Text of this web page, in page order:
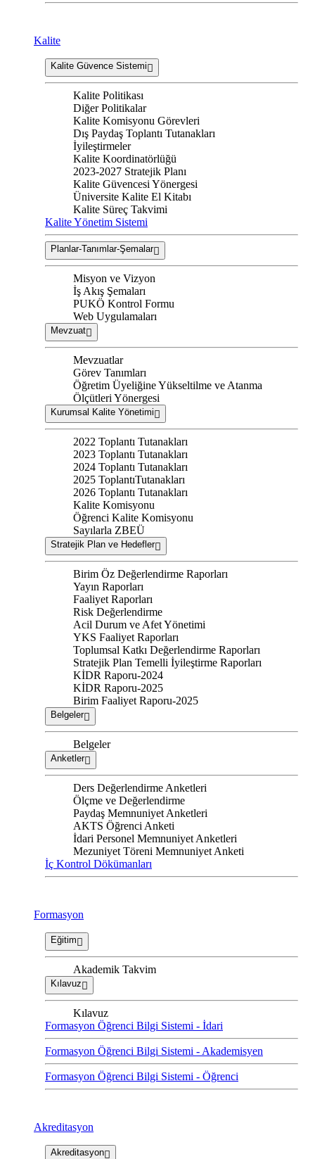
Kalite
Kalite Güvence Sistemi
Kalite Politikası
Diğer Politikalar
Kalite Komisyonu Görevleri
Dış Paydaş Toplantı Tutanakları
İyileştirmeler
Kalite Koordinatörlüğü
2023-2027 Stratejik Planı
Kalite Güvencesi Yönergesi
Üniversite Kalite El Kitabı
Kalite Süreç Takvimi
Kalite Yönetim Sistemi
Planlar-Tanımlar-Şemalar
Misyon ve Vizyon
İş Akış Şemaları
PUKÖ Kontrol Formu
Web Uygulamaları
Mevzuat
Mevzuatlar
Görev Tanımları
Öğretim Üyeliğine Yükseltilme ve Atanma
Ölçütleri Yönergesi
Kurumsal Kalite Yönetimi
2022 Toplantı Tutanakları
2023 Toplantı Tutanakları
2024 Toplantı Tutanakları
2025 ToplantıTutanakları
2026 Toplantı Tutanakları
Kalite Komisyonu
Öğrenci Kalite Komisyonu
Sayılarla ZBEÜ
Stratejik Plan ve Hedefler
Birim Öz Değerlendirme Raporları
Yayın Raporları
Faaliyet Raporları
Risk Değerlendirme
Acil Durum ve Afet Yönetimi
YKS Faaliyet Raporları
Toplumsal Katkı Değerlendirme Raporları
Stratejik Plan Temelli İyileştirme Raporları
KİDR Raporu-2024
KİDR Raporu-2025
Birim Faaliyet Raporu-2025
Belgeler
Belgeler
Anketler
Ders Değerlendirme Anketleri
Ölçme ve Değerlendirme
Paydaş Memnuniyet Anketleri
AKTS Öğrenci Anketi
İdari Personel Memnuniyet Anketleri
Mezuniyet Töreni Memnuniyet Anketi
İç Kontrol Dökümanları
Formasyon
Eğitim
Akademik Takvim
Kılavuz
Kılavuz
Formasyon Öğrenci Bilgi Sistemi - İdari
Formasyon Öğrenci Bilgi Sistemi - Akademisyen
Formasyon Öğrenci Bilgi Sistemi - Öğrenci
Akreditasyon
Akreditasyon